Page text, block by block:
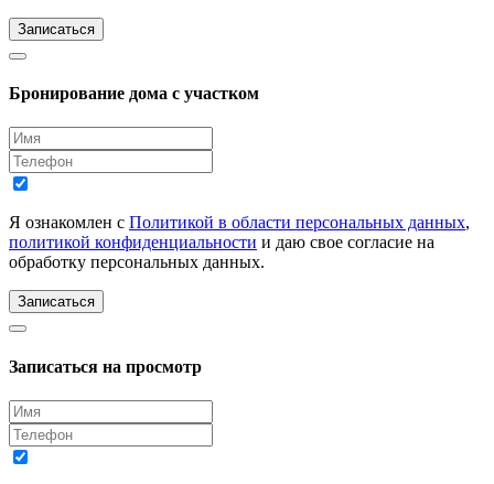
Записаться
Бронирование дома с участком
Я ознакомлен с Политикой в области персональных данных,
политикой конфиденциальности и даю свое согласие на
обработку персональных данных.
Записаться
Записаться на просмотр